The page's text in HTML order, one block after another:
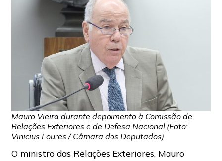
Mauro Vieira durante depoimento à Comissão de
Relações Exteriores e de Defesa Nacional (Foto:
Vinicius Loures / Câmara dos Deputados)
O ministro das Relações Exteriores, Mauro